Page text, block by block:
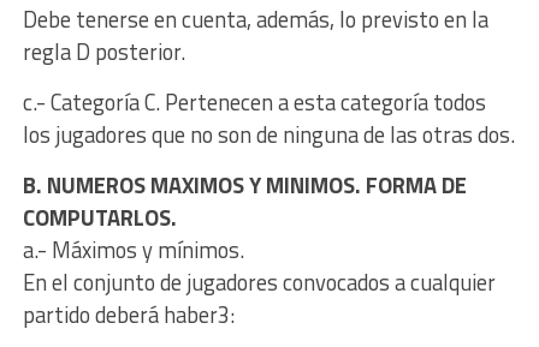
Debe tenerse en cuenta, además, lo previsto en la
regla D posterior.
c.- Categoría C. Pertenecen a esta categoría todos
los jugadores que no son de ninguna de las otras dos.
B. NUMEROS MAXIMOS Y MINIMOS. FORMA DE
COMPUTARLOS.
a.- Máximos y mínimos.
En el conjunto de jugadores convocados a cualquier
partido deberá haber3: